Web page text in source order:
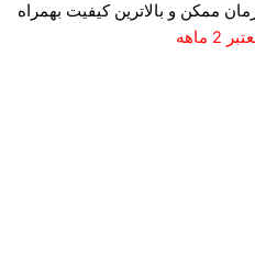
ممکن و بالاترین کیفیت بهمراه
ماهه